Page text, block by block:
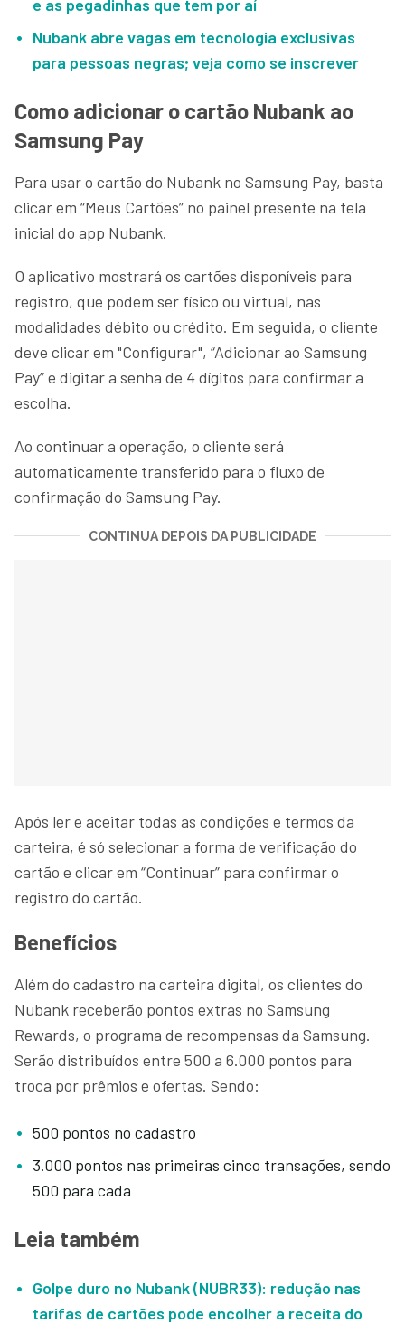
e as pegadinhas que tem por aí
Nubank abre vagas em tecnologia exclusivas
para pessoas negras; veja como se inscrever
Como adicionar o cartão Nubank ao
Samsung Pay
Para usar o cartão do Nubank no Samsung Pay, basta
clicar em “Meus Cartões” no painel presente na tela
inicial do app Nubank.
O aplicativo mostrará os cartões disponíveis para
registro, que podem ser físico ou virtual, nas
modalidades débito ou crédito. Em seguida, o cliente
deve clicar em "Configurar", “Adicionar ao Samsung
Pay” e digitar a senha de 4 dígitos para confirmar a
escolha.
Ao continuar a operação, o cliente será
automaticamente transferido para o fluxo de
confirmação do Samsung Pay.
CONTINUA DEPOIS DA PUBLICIDADE
Após ler e aceitar todas as condições e termos da
carteira, é só selecionar a forma de verificação do
cartão e clicar em “Continuar” para confirmar o
registro do cartão.
Benefícios
Além do cadastro na carteira digital, os clientes do
Nubank receberão pontos extras no Samsung
Rewards, o programa de recompensas da Samsung.
Serão distribuídos entre 500 a 6.000 pontos para
troca por prêmios e ofertas. Sendo:
500 pontos no cadastro
3.000 pontos nas primeiras cinco transações, sendo
500 para cada
Leia também
Golpe duro no Nubank (NUBR33): redução nas
tarifas de cartões pode encolher a receita do